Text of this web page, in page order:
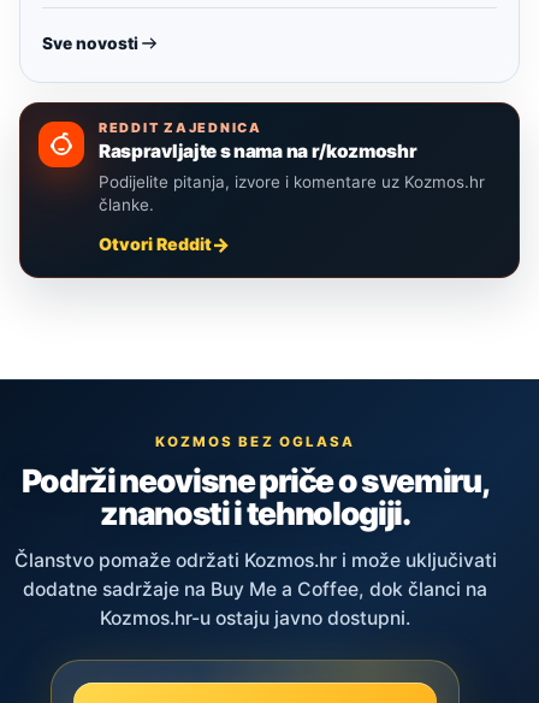
Sve novosti
REDDIT ZAJEDNICA
Raspravljajte s nama na r/kozmoshr
Podijelite pitanja, izvore i komentare uz Kozmos.hr
članke.
Otvori Reddit
KOZMOS BEZ OGLASA
Podrži neovisne priče o svemiru,
znanosti i tehnologiji.
Članstvo pomaže održati Kozmos.hr i može uključivati
dodatne sadržaje na Buy Me a Coffee, dok članci na
Kozmos.hr-u ostaju javno dostupni.